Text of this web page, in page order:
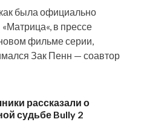
была официально
в прессе
фильме серии,
Зак Пенн — соавтор
рассказали о
судьбе Bully 2